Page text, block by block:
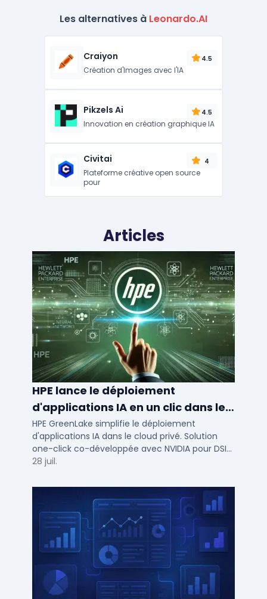
Les alternatives à Leonardo.AI
Craiyon 4.5
Création d'Images avec l'IA
Pikzels Ai 4.5
Innovation en création graphique IA
Civitai 4
Plateforme créative open source
pour
Articles
HPE lance le déploiement
d'applications IA en un clic dans le
cloud privé
HPE GreenLake simplifie le déploiement
d'applications IA dans le cloud privé. Solution
one-click co-développée avec NVIDIA pour DSI
de PME et ETI : performance et conformité.
28 juil.